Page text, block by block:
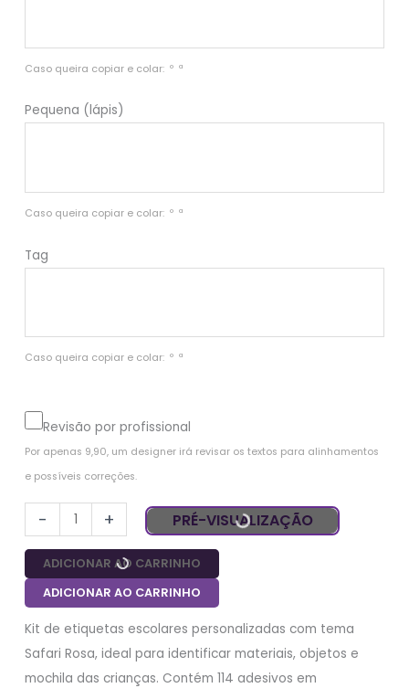
Caso queira copiar e colar:  º  ª
Pequena (lápis)
Caso queira copiar e colar:  º  ª
Tag
Caso queira copiar e colar:  º  ª
Revisão por profissional
Por apenas 9,90, um designer irá revisar os textos para alinhamentos
e possíveis correções.
- + PRÉ-VISUALIZAÇÃO
ADICIONAR AO CARRINHO
ADICIONAR AO CARRINHO
Kit de etiquetas escolares personalizadas com tema
Safari Rosa, ideal para identificar materiais, objetos e
mochila das crianças. Contém 114 adesivos em